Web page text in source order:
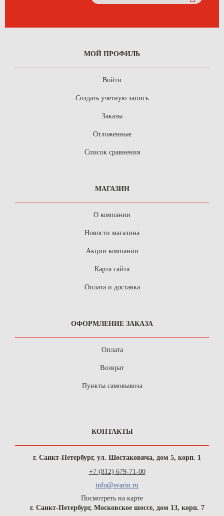
МОЙ ПРОФИЛЬ
Войти
Создать учетную запись
Заказы
Отложенные
Список сравнения
МАГАЗИН
О компании
Новости магазина
Акции компании
Карта сайта
Оплата и доставка
ОФОРМЛЕНИЕ ЗАКАЗА
Оплата
Возврат
Пункты самовывоза
КОНТАКТЫ
г. Санкт-Петербург, ул. Шостаковича, дом 5, корп. 1
+7 (812) 679-71-00
info@svarin.ru
Посмотреть на карте
г. Санкт-Петербург, Московское шоссе, дом 13, корп. 7